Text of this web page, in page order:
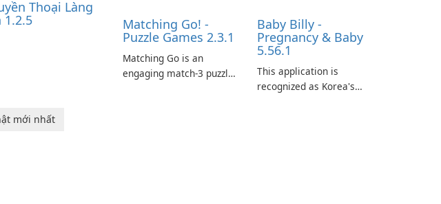
Thoại Làng
1.2.5 Matching Go! -
Puzzle Games 2.3.1
Matching Go is an
engaging match-3 puzzle
Baby Billy -
Pregnancy & Baby
5.56.1
This application is
recognized as Korea's
mới nhất